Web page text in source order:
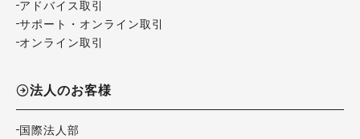
アドバイス取引
サポート・オンライン取引
オンライン取引
法人のお客様
国際法人部